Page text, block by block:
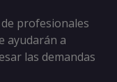
profesionales
ayudarán a
las demandas